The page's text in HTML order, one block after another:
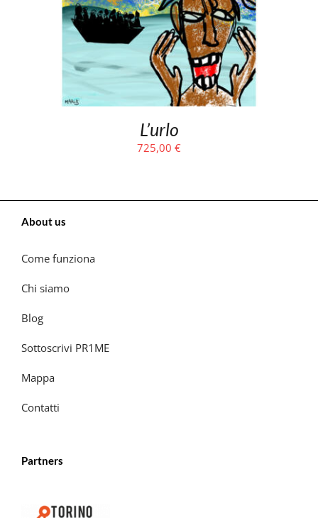
L’urlo
725,00 €
About us
Come funziona
Chi siamo
Blog
Sottoscrivi PR1ME
Mappa
Contatti
Partners